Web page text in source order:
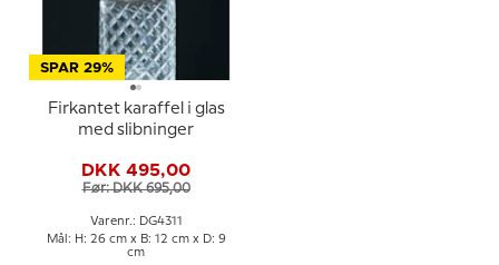
SPAR 29%
Firkantet karaffel i glas
med slibninger
DKK 495,00
Før: DKK 695,00
Varenr.: DG4311
Mål: H: 26 cm x B: 12 cm x D: 9
cm